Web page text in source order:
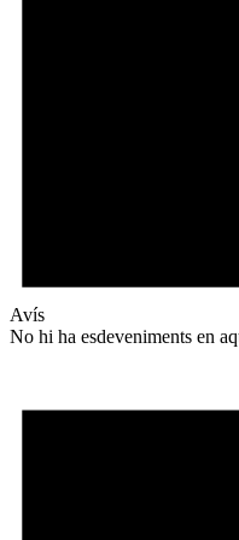
Avís
No hi ha esdeveniments en